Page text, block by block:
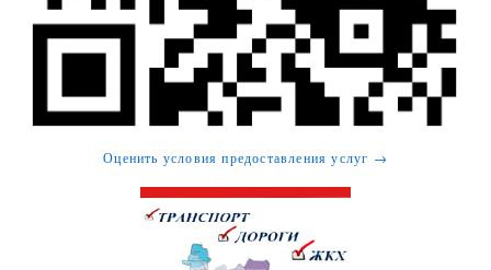
Оценить условия предоставления услуг →